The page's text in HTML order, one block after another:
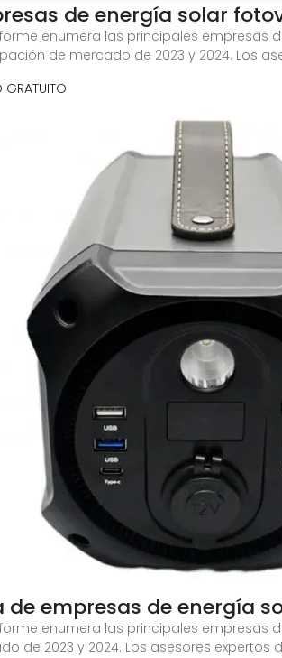
de energía solar
enumera las principales empresas
de mercado de 2023 y 2024. Los
GRATUITO
de empresas de energía
enumera las principales empresas
de 2023 y 2024. Los asesores expertos